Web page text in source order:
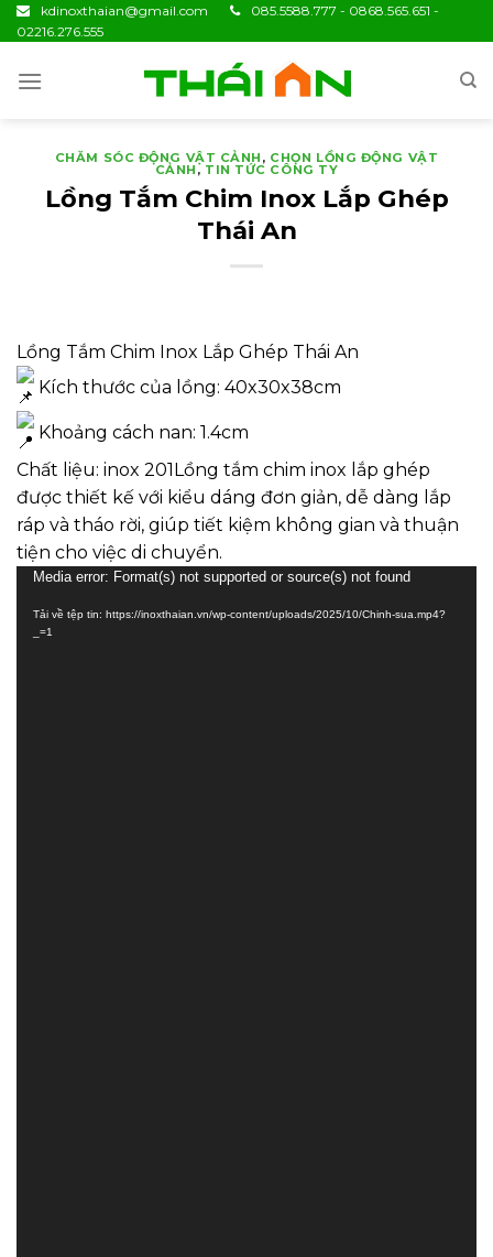
Skip
to
kdinoxthaian@gmail.com
085.5588.777 - 0868.565.651 -
02216.276.555
CHĂM SÓC ĐỘNG VẬT CẢNH , CHỌN LỒNG ĐỘNG VẬT
CẢNH , TIN TỨC CÔNG TY
Lồng Tắm Chim Inox Lắp Ghép
Thái An
Lồng Tắm Chim Inox Lắp Ghép Thái An
Kích thước của lồng: 40x30x38cm
Khoảng cách nan: 1.4cm
Chất liệu: inox 201Lồng tắm chim inox lắp ghép
được thiết kế với kiểu dáng đơn giản, dễ dàng lắp
ráp và tháo rời, giúp tiết kiệm không gian và thuận
tiện cho việc di chuyển.
Trình
chơi
Video
Media error: Format(s) not supported or source(s) not found
Tải về tệp tin: https://inoxthaian.vn/wp-content/uploads/2025/10/Chinh-sua.mp4?
_=1